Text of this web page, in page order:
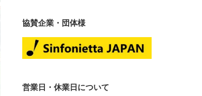
協賛企業・団体様
営業日・休業日について